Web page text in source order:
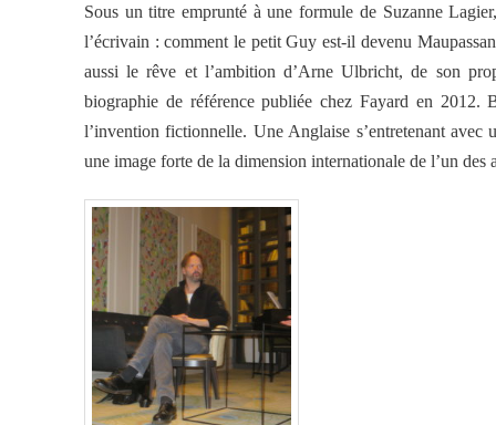
Sous un titre emprunté à une formule de Suzanne
l’écrivain : comment le petit Guy est-il devenu
aussi le rêve et l’ambition d’Arne Ulbricht, de son
biographie de référence publiée chez Fayard en
l’invention fictionnelle. Une Anglaise s’entretenant
une image forte de la dimension internationale de l’un des